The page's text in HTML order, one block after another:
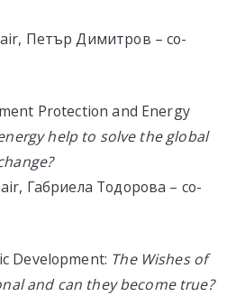
Петър Димитров – co-
Protection and Energy
help to solve the global
Габриела Тодорова – co-
Development: The Wishes of
and can they become true?